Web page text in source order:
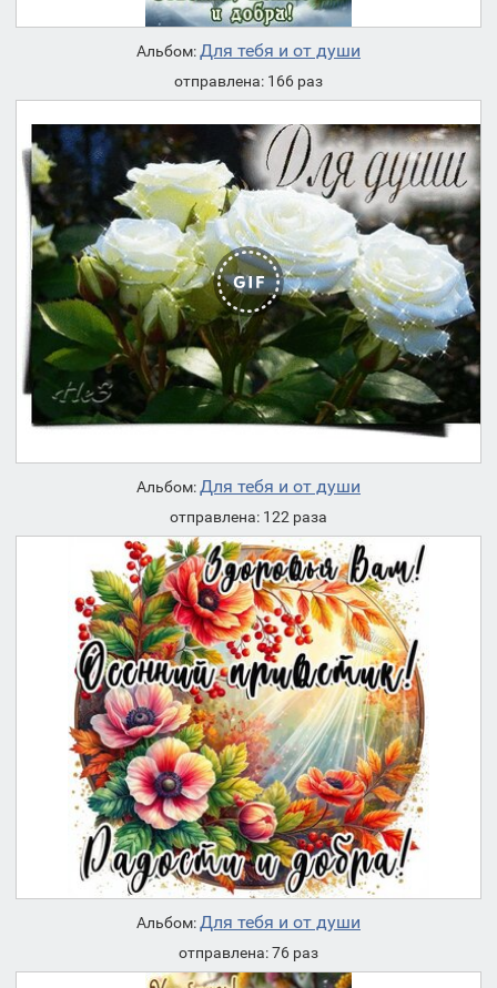
Альбом:Для тебя и от души
отправлена: 166 раз
Альбом:Для тебя и от души
отправлена: 122 раза
Альбом:Для тебя и от души
отправлена: 76 раз